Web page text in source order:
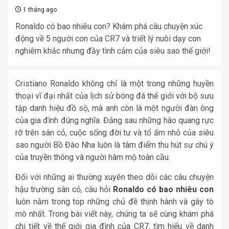
1 tháng ago
Ronaldo có bao nhiêu con? Khám phá câu chuyện xúc
động về 5 người con của CR7 và triết lý nuôi dạy con
nghiêm khắc nhưng đầy tình cảm của siêu sao thế giới!
Cristiano Ronaldo không chỉ là một trong những huyền
thoại vĩ đại nhất của lịch sử bóng đá thế giới với bộ sưu
tập danh hiệu đồ sộ, mà anh còn là một người đàn ông
của gia đình đúng nghĩa. Đằng sau những hào quang rực
rỡ trên sân cỏ, cuộc sống đời tư và tổ ấm nhỏ của siêu
sao người Bồ Đào Nha luôn là tâm điểm thu hút sự chú ý
của truyền thông và người hâm mộ toàn cầu.
Đối với những ai thường xuyên theo dõi các câu chuyện
hậu trường sân cỏ, câu hỏi Ronaldo có bao nhiêu con
luôn nằm trong top những chủ đề thịnh hành và gây tò
mò nhất. Trong bài viết này, chúng ta sẽ cùng khám phá
chi tiết về thế giới gia đình của CR7, tìm hiểu về danh